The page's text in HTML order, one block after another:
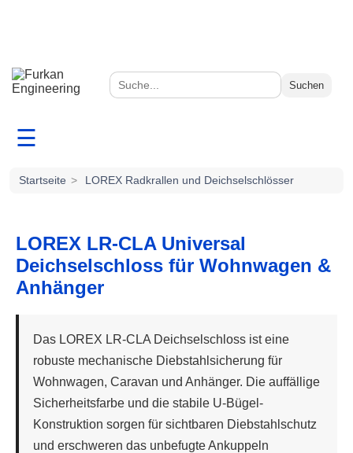
Suchen
☰
Startseite > LOREX Radkrallen und Deichselschlösser
LOREX LR-CLA Universal
Deichselschloss für Wohnwagen &
Anhänger
Das LOREX LR-CLA Deichselschloss ist eine
robuste mechanische Diebstahlsicherung für
Wohnwagen, Caravan und Anhänger. Die auffällige
Sicherheitsfarbe und die stabile U-Bügel-
Konstruktion sorgen für sichtbaren Diebstahlschutz
und erschweren das unbefugte Ankuppeln